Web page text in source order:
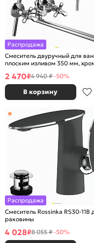
Распродажа
Смеситель двуручный для
плоским изливом 350 мм,
2 470₽4 940 ₽-50%
В корзину
Распродажа
Смеситель Rossinka RS30-11B
раковины
4 028₽8 055 ₽-50%